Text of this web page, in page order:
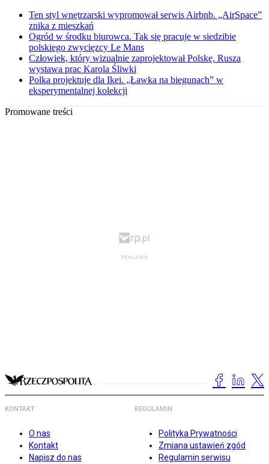
Ten styl wnętrzarski wypromował serwis Airbnb. „AirSpace”
znika z mieszkań
Ogród w środku biurowca. Tak się pracuje w siedzibie
polskiego zwycięzcy Le Mans
Człowiek, który wizualnie zaprojektował Polskę. Rusza
wystawa prac Karola Śliwki
Polka projektuje dla Ikei. „Ławka na biegunach” w
eksperymentalnej kolekcji
Promowane treści
KONTAKT
O nas
Kontakt
Napisz do nas
REGULAMIN
Polityka Prywatności
Zmiana ustawień zgód
Regulamin serwisu